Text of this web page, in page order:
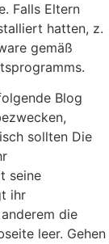
Falls Eltern
hatten, z.
gemäß
Blog
sollten Die
seine
ihr
die
leer. Gehen